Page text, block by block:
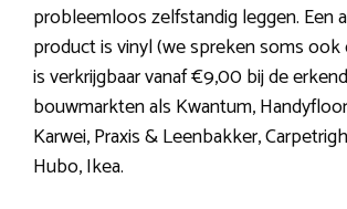
probleemloos zelfstandig leggen. Een
product is vinyl (we spreken soms ook
is verkrijgbaar vanaf €9,00 bij de
bouwmarkten als Kwantum,
Karwei, Praxis & Leenbakker,
Hubo, Ikea.